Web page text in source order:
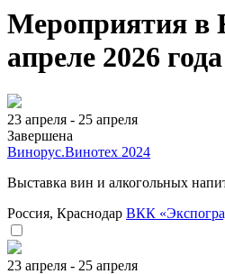
Мероприятия в
апреле 2026 года
23 апреля - 25 апреля
Завершена
Винорус.Винотех 2024
Выставка вин и алкогольных
Россия, Краснодар ВКК
23 апреля - 25 апреля